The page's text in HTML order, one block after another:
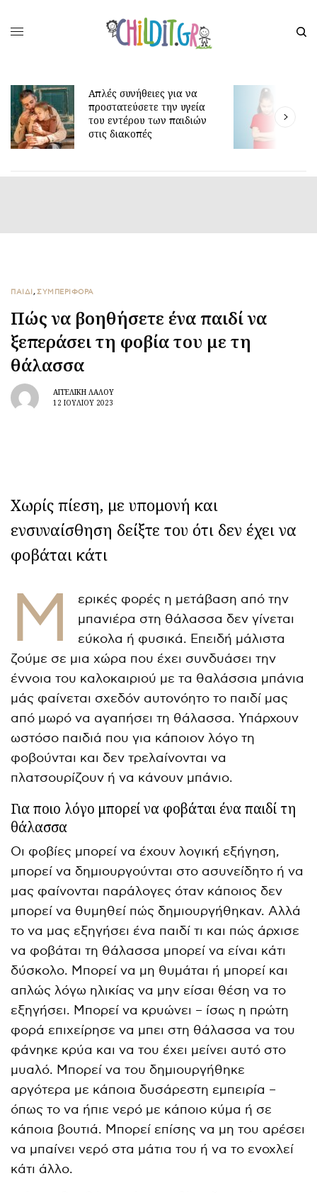
για να
υγεία
παιδιών
Γιατί τα οκτώ μπορεί να
είναι τόσο δύσκολη ηλικία;
ΠΑΙΔΙ,ΣΥΜΠΕΡΙΦΟΡΑ
Πώς να βοηθήσετε ένα παιδί να
ξεπεράσει τη φοβία του με τη
θάλασσα
ΑΓΓΕΛΙΚΉ ΛΆΛΟΥ
12 ΙΟΥΛΊΟΥ 2023
Χωρίς πίεση, με υπομονή και
ενσυναίσθηση δείξτε του ότι δεν έχει να
φοβάται κάτι
Μ
ερικές φορές η μετάβαση από την
μπανιέρα στη θάλασσα δεν γίνεται
εύκολα ή φυσικά. Επειδή μάλιστα
ζούμε σε μια χώρα που έχει συνδυάσει την
έννοια του καλοκαιριού με τα θαλάσσια μπάνια
μάς φαίνεται σχεδόν αυτονόητο το παιδί μας
από μωρό να αγαπήσει τη θάλασσα. Υπάρχουν
ωστόσο παιδιά που για κάποιον λόγο τη
φοβούνται και δεν τρελαίνονται να
πλατσουρίζουν ή να κάνουν μπάνιο.
Για ποιο λόγο μπορεί να φοβάται ένα παιδί τη
θάλασσα
Οι φοβίες μπορεί να έχουν λογική εξήγηση,
μπορεί να δημιουργούνται στο ασυνείδητο ή να
μας φαίνονται παράλογες όταν κάποιος δεν
μπορεί να θυμηθεί πώς δημιουργήθηκαν. Αλλά
το να μας εξηγήσει ένα παιδί τι και πώς άρχισε
να φοβάται τη θάλασσα μπορεί να είναι κάτι
δύσκολο. Μπορεί να μη θυμάται ή μπορεί και
απλώς λόγω ηλικίας να μην είσαι θέση να το
εξηγήσει. Μπορεί να κρυώνει – ίσως η πρώτη
φορά επιχείρησε να μπει στη θάλασσα να του
φάνηκε κρύα και να του έχει μείνει αυτό στο
μυαλό. Μπορεί να του δημιουργήθηκε
αργότερα με κάποια δυσάρεστη εμπειρία –
όπως το να ήπιε νερό με κάποιο κύμα ή σε
κάποια βουτιά. Μπορεί επίσης να μη του αρέσει
να μπαίνει νερό στα μάτια του ή να το ενοχλεί
κάτι άλλο.